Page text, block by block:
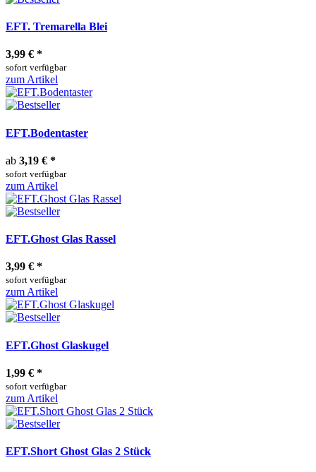
EFT. Tremarella Blei
3,99 € *
sofort verfügbar
zum Artikel
EFT.Bodentaster
ab 3,19 € *
sofort verfügbar
zum Artikel
EFT.Ghost Glas Rassel
3,99 € *
sofort verfügbar
zum Artikel
EFT.Ghost Glaskugel
1,99 € *
sofort verfügbar
zum Artikel
EFT.Short Ghost Glas 2 Stück